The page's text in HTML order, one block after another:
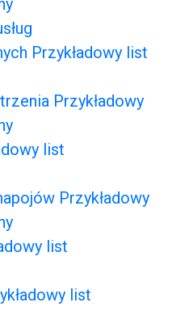
Przykładowy list
Przykładowy
list
Przykładowy
list
list